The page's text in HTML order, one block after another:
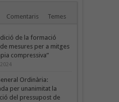
Comentaris Temes
de la formació
de mesures per a mitges
compressiva”
Ordinària:
per unanimitat la
del pressupost de